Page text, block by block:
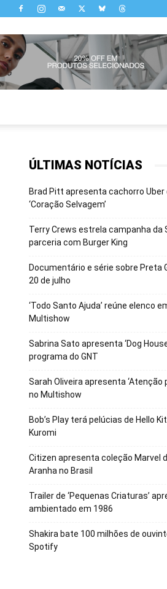
ÚLTIMAS NOTÍCIAS
Brad Pitt apresenta cachorro
‘Coração Selvagem’
Terry Crews estrela campanha da
parceria com Burger King
Documentário e série sobre Preta
20 de julho
‘Todo Santo Ajuda’ reúne elenco
Multishow
Sabrina Sato apresenta ‘Dog
programa do GNT
Sarah Oliveira apresenta ‘Atenção
no Multishow
Bob’s Play terá pelúcias de Hello
Kuromi
Citizen apresenta coleção Marvel
Aranha no Brasil
Trailer de ‘Pequenas Criaturas’
ambientado em 1986
Shakira bate 100 milhões de
Spotify